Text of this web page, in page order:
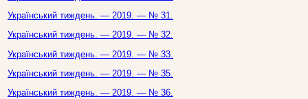
Український тиждень. — 2019. — № 31.
Український тиждень. — 2019. — № 32.
Український тиждень. — 2019. — № 33.
Український тиждень. — 2019. — № 35.
Український тиждень. — 2019. — № 36.